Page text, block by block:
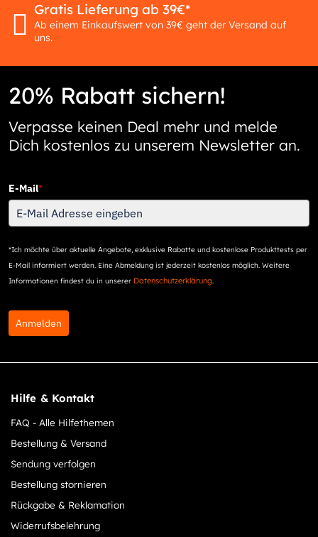
Gratis Lieferung ab 39€*
Ab einem Einkaufswert von 39€ geht der Versand auf
uns.
20% Rabatt sichern!
Verpasse keinen Deal mehr und melde
Dich kostenlos zu unserem Newsletter an.
E-Mail*
*Ich möchte über aktuelle Angebote, exklusive Rabatte und kostenlose Produkttests per
E-Mail informiert werden. Eine Abmeldung ist jederzeit kostenlos möglich. Weitere
Informationen findest du in unserer Datenschutzerklärung.
Anmelden
Hilfe & Kontakt
FAQ - Alle Hilfethemen
Bestellung & Versand
Sendung verfolgen
Bestellung stornieren
Rückgabe & Reklamation
Widerrufsbelehrung